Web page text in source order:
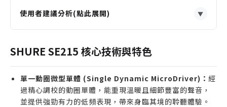
使用者建議分析(點此展開) ▼
剛入門舞台監聽的樂手或歌手，需要一副可靠耐用且
通勤族或音響愛好者，尋求比一般消費型耳機更優異
的被動降噪與細膩音質。
Podcaster 或內容創作者，在錄音時需要精準監聽自
SHURE SE215 核心技術與特色
單一動圈微型單體 (Single Dynamic MicroDriver)： 經
過精心調校的動圈單體，能重現溫暖且細節豐富的聲音，
並提供強勁有力的低頻表現，帶來身臨其境的聆聽體驗。